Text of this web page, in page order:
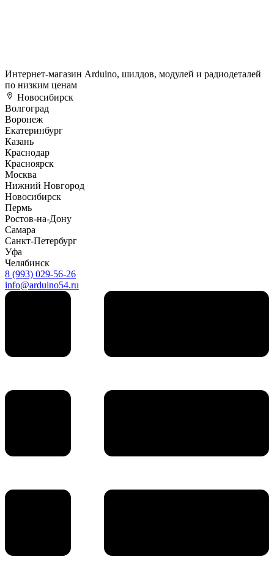
Интернет-магазин Arduino, шилдов, модулей и радиодеталей
по низким ценам
Новосибирск
Волгоград
Воронеж
Екатеринбург
Казань
Краснодар
Красноярск
Москва
Нижний Новгород
Новосибирск
Пермь
Ростов-на-Дону
Самара
Санкт-Петербург
Уфа
Челябинск
8 (993) 029-56-26
info@arduino54.ru